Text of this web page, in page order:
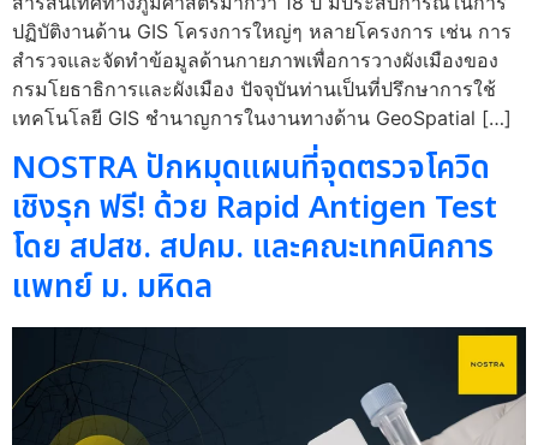
ปฏิบัติงานด้าน GIS โครงการใหญ่ๆ หลายโครงการ เช่น การ
สำรวจและจัดทำข้อมูลด้านกายภาพเพื่อการวางผังเมืองของ
กรมโยธาธิการและผังเมือง ปัจจุบันท่านเป็นที่ปรึกษาการใช้
เทคโนโลยี GIS ชำนาญการในงานทางด้าน GeoSpatial […]
NOSTRA ปักหมุดแผนที่จุดตรวจโควิด
เชิงรุก ฟรี! ด้วย Rapid Antigen Test
โดย สปสช. สปคม. และคณะเทคนิคการ
แพทย์ ม. มหิดล